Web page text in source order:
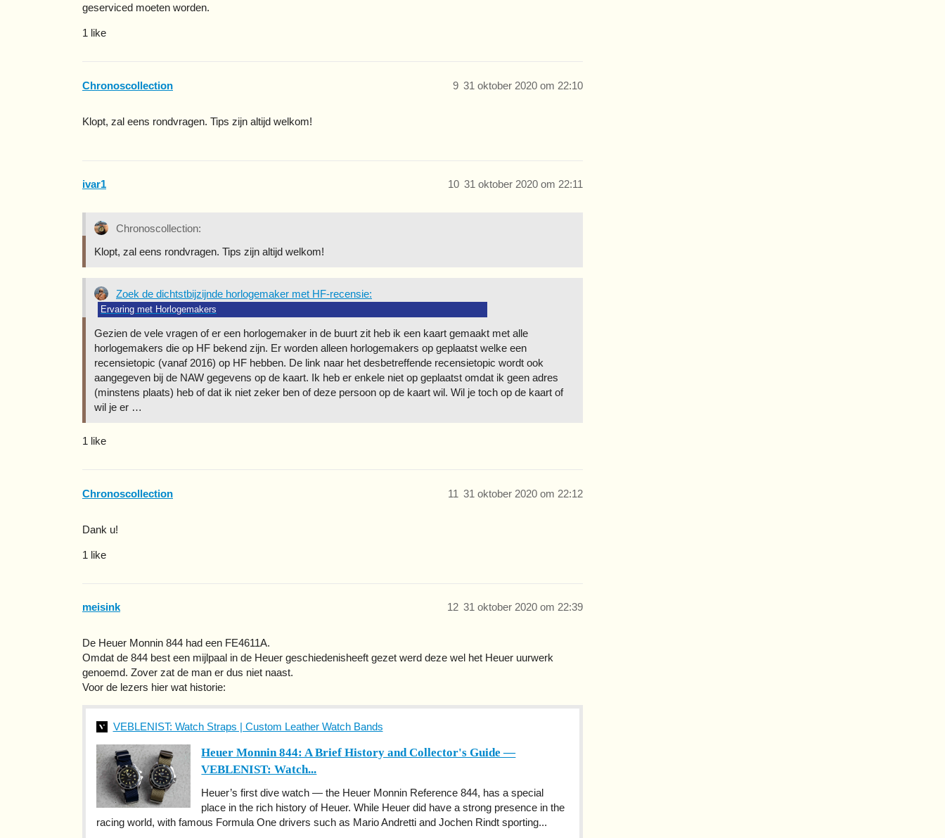
geserviced moeten worden.
1 like
Chronoscollection 31 oktober 2020 om 22:10
9
Klopt, zal eens rondvragen. Tips zijn altijd welkom!
ivar1 31 oktober 2020 om 22:11
10
Chronoscollection:
Klopt, zal eens rondvragen. Tips zijn altijd welkom!
Zoek de dichtstbijzijnde horlogemaker met HF-recensie:
Ervaring met Horlogemakers
Gezien de vele vragen of er een horlogemaker in de buurt zit heb ik een kaart gemaakt met alle
horlogemakers die op HF bekend zijn. Er worden alleen horlogemakers op geplaatst welke een
recensietopic (vanaf 2016) op HF hebben. De link naar het desbetreffende recensietopic wordt ook
aangegeven bij de NAW gegevens op de kaart. Ik heb er enkele niet op geplaatst omdat ik geen adres
(minstens plaats) heb of dat ik niet zeker ben of deze persoon op de kaart wil. Wil je toch op de kaart of
wil je er …
1 like
Chronoscollection 31 oktober 2020 om 22:12
11
Dank u!
1 like
meisink 31 oktober 2020 om 22:39
12
De Heuer Monnin 844 had een FE4611A.
Omdat de 844 best een mijlpaal in de Heuer geschiedenisheeft gezet werd deze wel het Heuer uurwerk
genoemd. Zover zat de man er dus niet naast.
Voor de lezers hier wat historie:
VEBLENIST: Watch Straps | Custom Leather Watch Bands
Heuer Monnin 844: A Brief History and Collector's Guide —
VEBLENIST: Watch...
Heuer’s first dive watch — the Heuer Monnin Reference 844, has a special
place in the rich history of Heuer. While Heuer did have a strong presence in the
racing world, with famous Formula One drivers such as Mario Andretti and Jochen Rindt sporting...